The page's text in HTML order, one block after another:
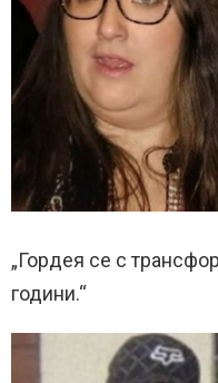
„Гордея се с
години.“